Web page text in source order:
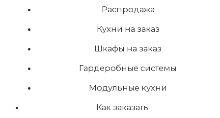
Распродажа
Кухни на заказ
Шкафы на заказ
Гардеробные системы
Модульные кухни
Как заказать